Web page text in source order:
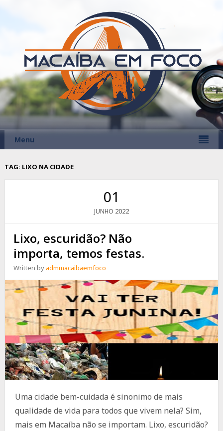
Menu
TAG: LIXO NA CIDADE
01
JUNHO 2022
Lixo, escuridão? Não
importa, temos festas.
Written by admmacaibaemfoco
Uma cidade bem-cuidada é sinonimo de mais
qualidade de vida para todos que vivem nela? Sim,
mais em Macaíba não se importam. Lixo, escuridão?